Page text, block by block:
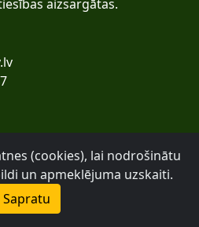
aizsargātas.
(cookies), lai nodrošinātu
un apmeklējuma uzskaiti.
Sapratu